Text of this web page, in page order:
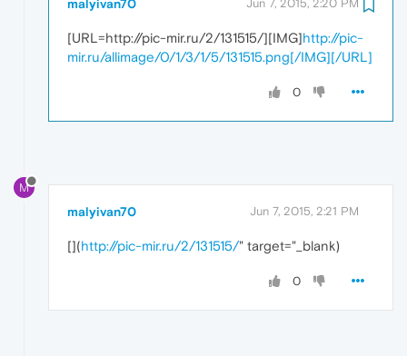
malyivan70 Jun 7, 2015, 2:20 PM
[URL=http://pic-mir.ru/2/131515/][IMG]http://pic-
mir.ru/allimage/0/1/3/1/5/131515.png[/IMG][/URL]
0
M
malyivan70 Jun 7, 2015, 2:21 PM
[](http://pic-mir.ru/2/131515/" target="_blank)
0